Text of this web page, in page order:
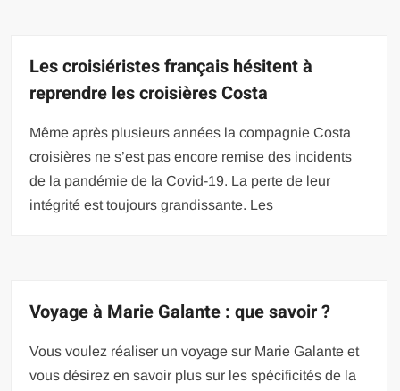
Les croisiéristes français hésitent à
reprendre les croisières Costa
Même après plusieurs années la compagnie Costa
croisières ne s’est pas encore remise des incidents
de la pandémie de la Covid-19. La perte de leur
intégrité est toujours grandissante. Les
Voyage à Marie Galante : que savoir ?
Vous voulez réaliser un voyage sur Marie Galante et
vous désirez en savoir plus sur les spécificités de la